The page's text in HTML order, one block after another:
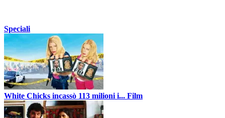
Speciali
White Chicks incassò 113 milioni i... Film